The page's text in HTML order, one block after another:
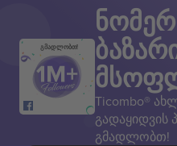
გმადლობთ!
Ticombo®
გმადლობთ!